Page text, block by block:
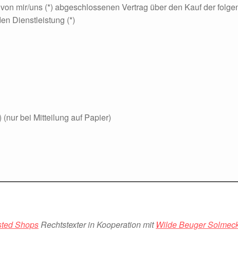
mir/uns (*) abgeschlossenen Vertrag über den Kauf der
Dienstleistung (*)
bei Mitteilung auf Papier)
ShopsRechtstexter in Kooperation mit Wilde Beuger